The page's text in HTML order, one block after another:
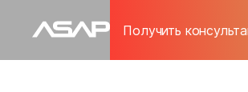
Получить